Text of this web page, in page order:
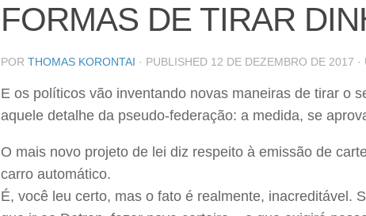
FORMAS DE TIRAR
POR THOMAS KORONTAI · PUBLISHED 12 DE DEZEMBRO DE 2017 ·
E os políticos vão inventando novas maneiras de tirar o
aquele detalhe da pseudo-federação: a medida, se
O mais novo projeto de lei diz respeito à emissão de
carro automático.
É, você leu certo, mas o fato é realmente, inacreditável.